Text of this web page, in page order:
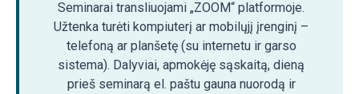
Seminarai transliuojami „ZOOM“ platformoje.
Užtenka turėti kompiuterį ar mobilųjį įrenginį –
telefoną ar planšetę (su internetu ir garso
sistema). Dalyviai, apmokėję sąskaitą, dieną
prieš seminarą el. paštu gauna nuorodą ir